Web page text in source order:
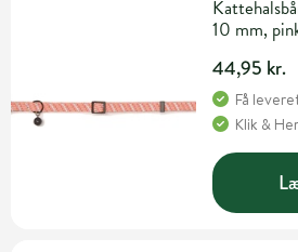
10 mm,
44,95 kr.
Få
Klik &